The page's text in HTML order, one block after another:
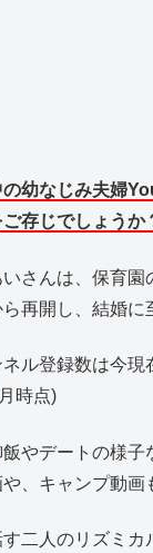
幼なじみ夫婦
存じでしょうか
さんは、保育園
再開し、結婚に
ル登録数は今現
時点)
やデートの様子
、キャンプ動画
二人のリズミ